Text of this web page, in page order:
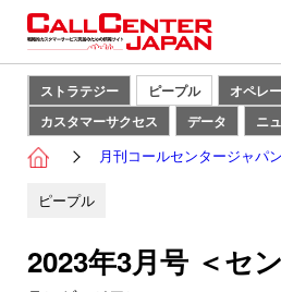
ストラテジー ピープル オペレ
カスタマーサクセス
データ ニ
月刊コールセンタージャパン
ピープル
2023年3月号 ＜セ